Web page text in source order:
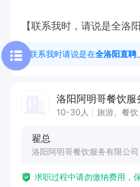
【联系我时，请说是全洛
联系我时请说是在全洛阳直聘
洛阳阿明哥餐饮服
10-30人 旅游、餐
翟总
洛阳阿明哥餐饮服务有限公司
求职过程中请勿缴纳费用，